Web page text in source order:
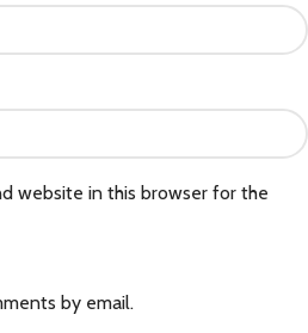
website in this browser for the
by email.